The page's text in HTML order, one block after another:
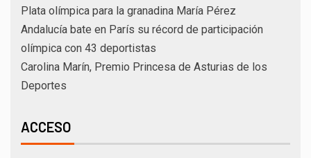
Plata olímpica para la granadina María Pérez
Andalucía bate en París su récord de participación
olímpica con 43 deportistas
Carolina Marín, Premio Princesa de Asturias de los
Deportes
ACCESO